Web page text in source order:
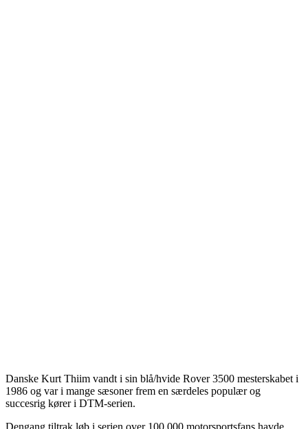
Danske Kurt Thiim vandt i sin blå/hvide Rover 3500 mesterskabet i
1986 og var i mange sæsoner frem en særdeles populær og
succesrig kører i DTM-serien.